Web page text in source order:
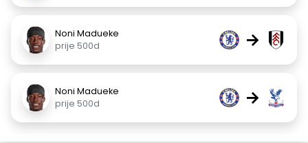
Noni Madueke
prije 500d
→
Noni Madueke
prije 500d
→